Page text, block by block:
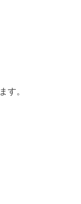
ます。